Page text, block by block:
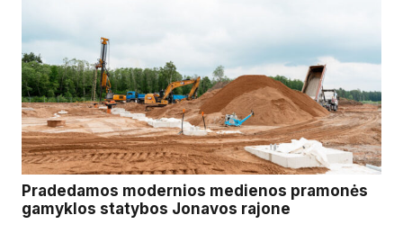
Pradedamos modernios medienos pramonės
gamyklos statybos Jonavos rajone